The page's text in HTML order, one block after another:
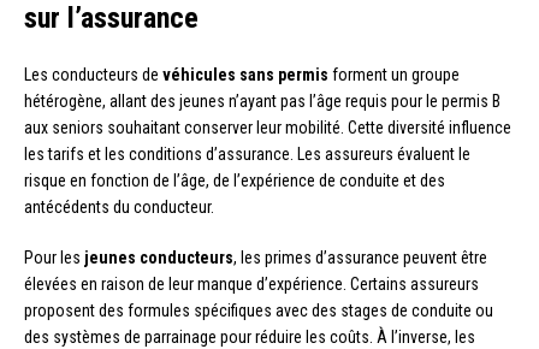
sur l’assurance
Les conducteurs de véhicules sans permis forment un groupe
hétérogène, allant des jeunes n’ayant pas l’âge requis pour le permis B
aux seniors souhaitant conserver leur mobilité. Cette diversité influence
les tarifs et les conditions d’assurance. Les assureurs évaluent le
risque en fonction de l’âge, de l’expérience de conduite et des
antécédents du conducteur.
Pour les jeunes conducteurs, les primes d’assurance peuvent être
élevées en raison de leur manque d’expérience. Certains assureurs
proposent des formules spécifiques avec des stages de conduite ou
des systèmes de parrainage pour réduire les coûts. À l’inverse, les